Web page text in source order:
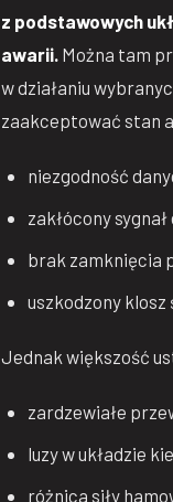
z podstawowych
awarii. Można tam
w działaniu
zaakceptować stan
niezgodność
zakłócony
brak zamknięcia
uszkodzony
Jednak większość
zardzewiałe
luzy w układzie
różnica siły